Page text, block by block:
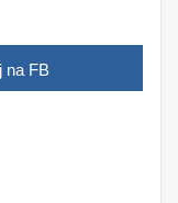
na FB